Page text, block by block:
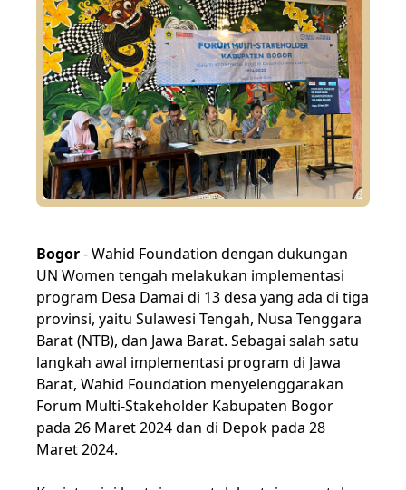
Bogor- Wahid Foundation dengan dukungan
UN Women tengah melakukan implementasi
program Desa Damai di 13 desa yang ada di tiga
provinsi, yaitu Sulawesi Tengah, Nusa Tenggara
Barat (NTB), dan Jawa Barat. Sebagai salah satu
langkah awal implementasi program di Jawa
Barat, Wahid Foundation menyelenggarakan
Forum Multi-Stakeholder Kabupaten Bogor
pada 26 Maret 2024 dan di Depok pada 28
Maret 2024.